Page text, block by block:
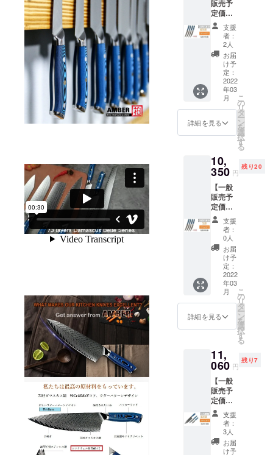
低価格での
ご提供をし
たいと思い
販売予
定価格
13,800
円の
30%OF
F】→
9,660円
（税・
送料
込）
【内
容】 ■
ステー
キナイ
フ 4本
送時期
プロ
ジェク
ト終了
後に中
国の製
造メー
カーに
発注を
出し
て、揃
い次第
日本に
発送。
受け取
り後に
速やか
ら順次
出荷を
たしま
す。 ・
配送に
おける
リスク
プロ
ジェク
ト終了
支援
者：
2人
お届
け予
定：
2022
年03
月
詳細を見る
こ
の
リ
タ
ー
ン
を
選
択
す
る
10,
350 円
残り20
【一般
販売予
定価格
13,800
円の
25%OF
F】→
10,350
（税・
送料
込）
【内
容】 ■
ステー
組 ・配
送時期
プロ
ジェク
ト終了
後に中
国の製
造メー
カーに
発注を
出し
支援
者：
0人
お届
け予
定：
2022
年03
月
詳細を見る
こ
の
リ
タ
ー
ン
を
選
択
す
る
11,
060 円
残り7
【一般
販売予
定価格
15,800
円の
30%OF
F】→
11,060
支援
者：
3人
お届
け予